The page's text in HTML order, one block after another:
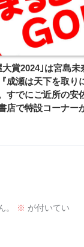
大賞2024｣は宮島未
成瀬は天下を取り
すでにご近所の安
店で特設コーナー
。 ※ が付いてい